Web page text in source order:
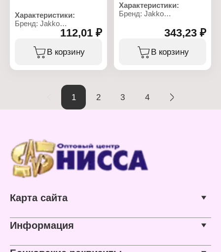
Характеристики:
Бренд: Jakko
Тип товара: Крестовина
канализационная
Тип крестовины:
Материал: полипропилен
Угол: 87 градусов
112,01 ₽
В корзину
Характеристики:
Бренд: Jakko
Назначение: наружняя
Диаметр установочный:
110-110 мм
Материал: полипропилен
Угол: 45 градусов
343,23 ₽
В корзину
1 2 3 4
Карта сайта
Информация